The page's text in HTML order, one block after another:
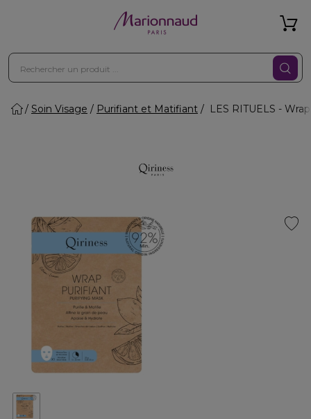
Soin Visage Purifiant et Matifiant LES RITUELS -